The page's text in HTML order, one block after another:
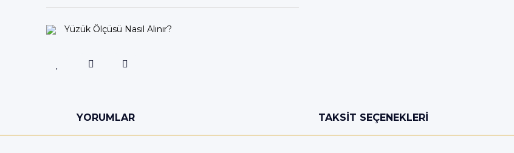
Yüzük Ölçüsü Nasıl Alınır?
YORUMLAR TAKSIT SEÇENEKLERI